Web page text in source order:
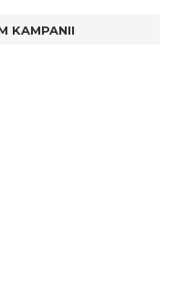
KAMPANII